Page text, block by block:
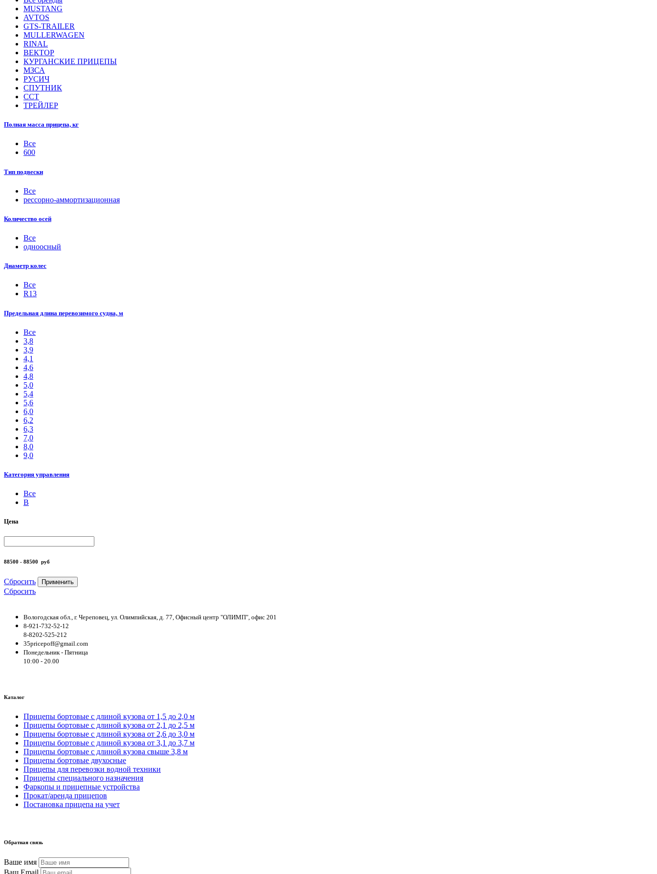
MUSTANG
AVTOS
GTS-TRAILER
MULLERWAGEN
RINAL
ВЕКТОР
КУРГАНСКИЕ ПРИЦЕПЫ
МЗСА
РУСИЧ
СПУТНИК
ССТ
ТРЕЙЛЕР
Полная масса прицепа, кг
Все
600
Тип подвески
Все
рессорно-аммортизационная
Количество осей
Все
одноосный
Диаметр колес
Все
R13
Предельная длина перевозимого судна, м
Все
3,8
3,9
4,1
4,6
4,8
5,0
5,4
5,6
6,0
6,2
6,3
7,0
8,0
9,0
Категория управления
Все
B
Цена
88500 - 88500 руб
Сбросить Применить
Сбросить
Вологодская обл., г. Череповец, ул. Олимпийская, д. 77, Офисный центр "ОЛИМП", офис 201
8-921-732-52-12
8-8202-525-212
35pricepoff@gmail.com
Понедельник - Пятница
10:00 - 20.00
Каталог
Прицепы бортовые с длиной кузова от 1,5 до 2,0 м
Прицепы бортовые с длиной кузова от 2,1 до 2,5 м
Прицепы бортовые с длиной кузова от 2,6 до 3,0 м
Прицепы бортовые с длиной кузова от 3,1 до 3,7 м
Прицепы бортовые с длиной кузова свыше 3,8 м
Прицепы бортовые двухосные
Прицепы для перевозки водной техники
Прицепы специального назначения
Фаркопы и прицепные устройства
Прокат/аренда прицепов
Постановка прицепа на учет
Обратная связь
Ваше имя